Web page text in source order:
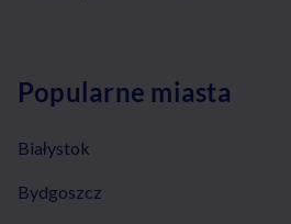
Popularne miasta
Białystok
Bydgoszcz